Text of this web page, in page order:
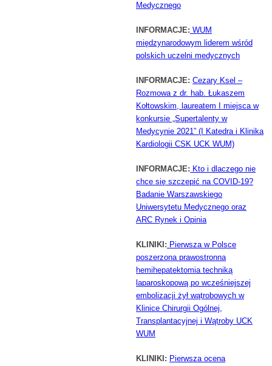
Medycznego
INFORMACJE: WUM
międzynarodowym liderem wśród
polskich uczelni medycznych
INFORMACJE: Cezary Ksel –
Rozmowa z dr. hab. Łukaszem
Kołtowskim, laureatem I miejsca w
konkursie „Supertalenty w
Medycynie 2021” (I Katedra i Klinika
Kardiologii CSK UCK WUM)
INFORMACJE: Kto i dlaczego nie
chce się szczepić na COVID-19?
Badanie Warszawskiego
Uniwersytetu Medycznego oraz
ARC Rynek i Opinia
KLINIKI: Pierwsza w Polsce
poszerzona prawostronna
hemihepatektomia techniką
laparoskopową po wcześniejszej
embolizacji żył wątrobowych w
Klinice Chirurgii Ogólnej,
Transplantacyjnej i Wątroby UCK
WUM
KLINIKI: Pierwsza ocena